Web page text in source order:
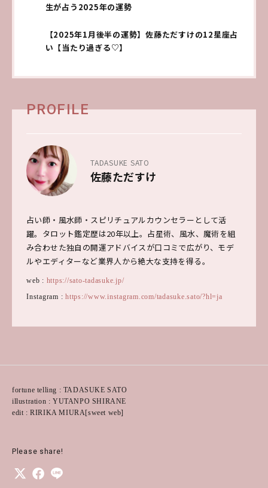
生が占う2025年の運勢
【2025年1月後半の運勢】佐藤ただすけの12星座占
い【当たり過ぎる♡】
PROFILE
TADASUKE SATO
佐藤ただすけ
占い師・風水師・スピリチュアルカウンセラーとして活
躍。タロット鑑定歴は20年以上。占星術、風水、魔術を組
み合わせた独自の開運アドバイスが口コミで広がり、モデ
ルやエディターなど業界人から絶大な支持を得る。
web : https://sato-tadasuke.jp/
Instagram : https://www.instagram.com/tadasuke.sato/?hl=ja
fortune telling : TADASUKE SATO
illustration : YUTANPO SHIRANE
edit : RIRIKA MIURA[sweet web]
Please share!